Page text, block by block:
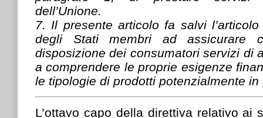
dell’Unione.
7. Il presente articolo fa salvi
degli Stati membri ad assicurare
disposizione dei consumatori servizi di
a comprendere le proprie esigenze
le tipologie di prodotti potenzialmente
L’ottavo capo della direttiva relativo ai